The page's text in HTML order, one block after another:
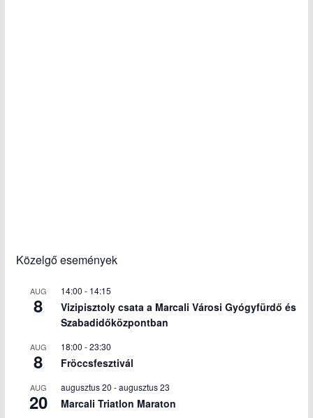
Közelgő események
AUG
8
14:00 - 14:15
Vizipisztoly csata a Marcali Városi Gyógyfürdő és
Szabadidőközpontban
AUG
8
18:00 -23:30
Fröccsfesztivál
AUG
20
augusztus 20 -augusztus 23
Marcali Triatlon Maraton